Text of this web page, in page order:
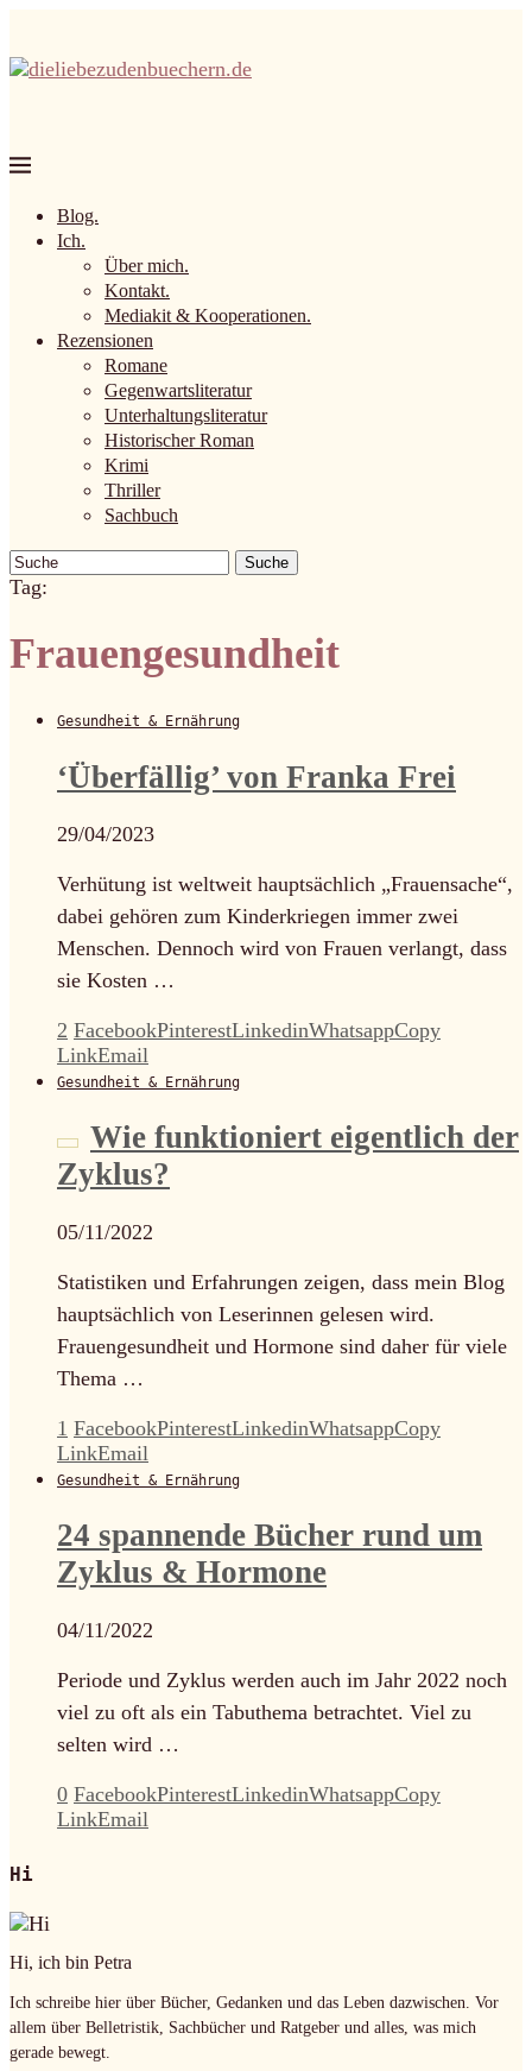
Blog.
Ich.
Über mich.
Kontakt.
Mediakit & Kooperationen.
Rezensionen
Romane
Gegenwartsliteratur
Unterhaltungsliteratur
Historischer Roman
Krimi
Thriller
Sachbuch
Suche
Tag:
Frauengesundheit
Gesundheit & Ernährung
‘Überfällig’ von Franka Frei
29/04/2023
Verhütung ist weltweit hauptsächlich „Frauensache“,
dabei gehören zum Kinderkriegen immer zwei
Menschen. Dennoch wird von Frauen verlangt, dass
sie Kosten …
2 FacebookPinterestLinkedinWhatsappCopy
LinkEmail
Gesundheit & Ernährung
Wie funktioniert eigentlich der
Zyklus?
05/11/2022
Statistiken und Erfahrungen zeigen, dass mein Blog
hauptsächlich von Leserinnen gelesen wird.
Frauengesundheit und Hormone sind daher für viele
Thema …
1 FacebookPinterestLinkedinWhatsappCopy
LinkEmail
Gesundheit & Ernährung
24 spannende Bücher rund um
Zyklus & Hormone
04/11/2022
Periode und Zyklus werden auch im Jahr 2022 noch
viel zu oft als ein Tabuthema betrachtet. Viel zu
selten wird …
0 FacebookPinterestLinkedinWhatsappCopy
LinkEmail
Hi
Hi, ich bin Petra
Ich schreibe hier über Bücher, Gedanken und das Leben dazwischen. Vor
allem über Belletristik, Sachbücher und Ratgeber und alles, was mich
gerade bewegt.